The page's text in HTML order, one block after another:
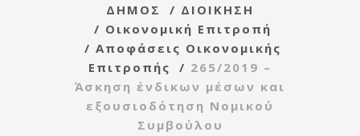
ΔΗΜΟΣ / ΔΙΟΙΚΗΣΗ
/ Οικονομική Επιτροπή
/ Αποφάσεις Οικονομικής
Επιτροπής
/ 265/2019 –
Άσκηση ένδικων μέσων και
εξουσιοδότηση Νομικού
Συμβούλου